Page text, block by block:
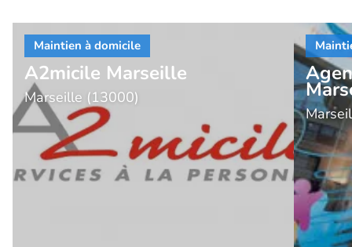
A2micile Marseille
Marseille (13000)